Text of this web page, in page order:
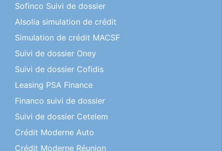
Sofinco Suivi de dossier
Alsolia simulation de crédit
Simulation de crédit MACSF
Suivi de dossier Oney
Suivi de dossier Cofidis
Leasing PSA Finance
Financo suivi de dossier
Suivi de dossier Cetelem
Crédit Moderne Auto
Crédit Moderne Réunion